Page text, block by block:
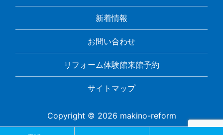
新着情報
お問い合わせ
リフォーム体験館来館予約
サイトマップ
Copyright © 2026 makino-reform